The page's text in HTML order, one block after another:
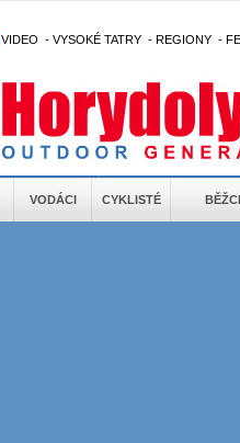
VIDEO - VYSOKÉ TATRY - REGIONY -
VODÁCI CYKLISTÉ BĚŽCI